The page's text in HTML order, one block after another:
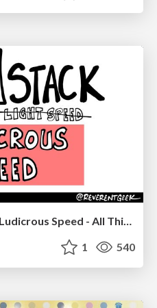
JAMstack: Web Apps at Ludicrous Speed - All Things Open 2022
1 540